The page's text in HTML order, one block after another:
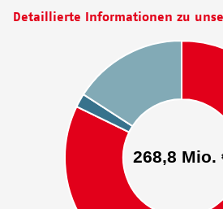
Detaillierte Informationen zu